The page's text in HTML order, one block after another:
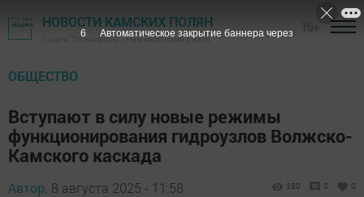
НОВОСТИ КАМСКИХ ПОЛЯН
Газета "Посинформ" - Нижнекамский район
ОБЩЕСТВО
Вступают в силу новые режимы
функционирования гидроузлов Волжско-
Камского каскада
Автор, 8 августа 2025 - 11:58 380 0 0
5 Автоматическое закрытие баннера через